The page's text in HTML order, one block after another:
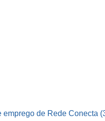
emprego de Rede Conecta